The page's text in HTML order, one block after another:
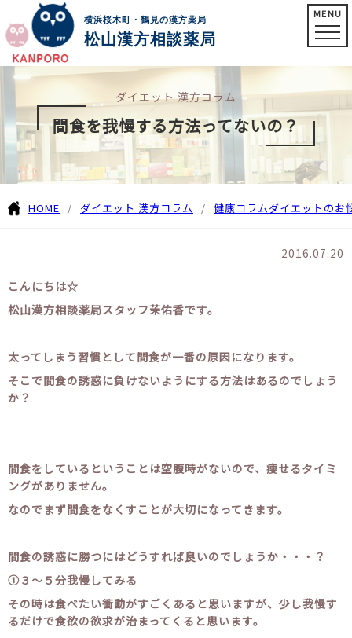
横浜桜木町・鶴見の漢方薬局
松山漢方相談薬局
MENU
ダイエット 漢方コラム
間食を我慢する方法ってないの？
HOME ダイエット 漢方コラム 健康コラムダイエットのお
2016.07.20
こんにちは☆
松山漢方相談薬局スタッフ茉佑香です。
太ってしまう習慣として間食が一番の原因になります。
そこで間食の誘惑に負けないようにする方法はあるのでしょう
か？
間食をしているということは空腹時がないので、痩せるタイミ
ングがありません。
なのでまず間食をなくすことが大切になってきます。
間食の誘惑に勝つにはどうすれば良いのでしょうか・・・？
①３〜５分我慢してみる
その時は食べたい衝動がすごくあると思いますが、少し我慢す
るだけで食欲の欲求が治まってくると思います。